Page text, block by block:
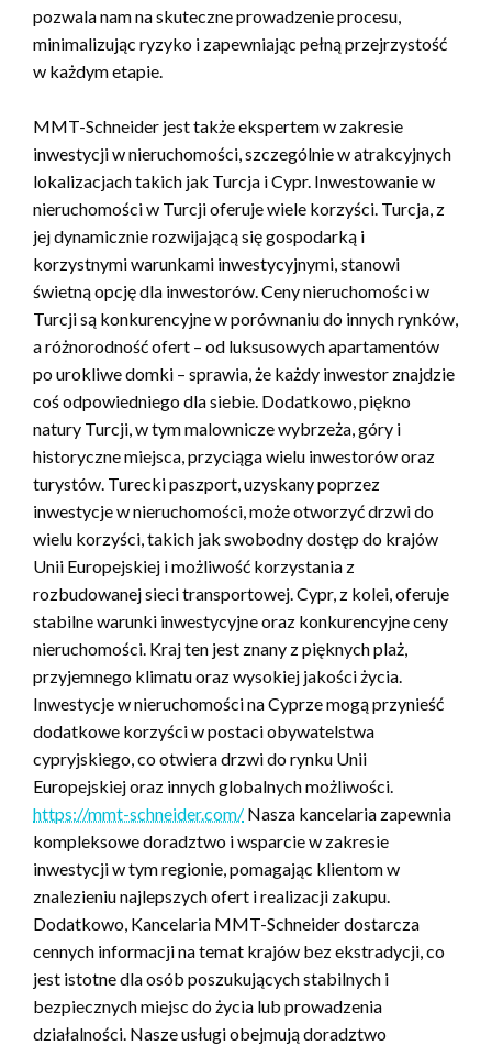
pozwala nam na skuteczne prowadzenie procesu,
minimalizując ryzyko i zapewniając pełną przejrzystość
w każdym etapie.
MMT-Schneider jest także ekspertem w zakresie
inwestycji w nieruchomości, szczególnie w atrakcyjnych
lokalizacjach takich jak Turcja i Cypr. Inwestowanie w
nieruchomości w Turcji oferuje wiele korzyści. Turcja, z
jej dynamicznie rozwijającą się gospodarką i
korzystnymi warunkami inwestycyjnymi, stanowi
świetną opcję dla inwestorów. Ceny nieruchomości w
Turcji są konkurencyjne w porównaniu do innych rynków,
a różnorodność ofert – od luksusowych apartamentów
po urokliwe domki – sprawia, że każdy inwestor znajdzie
coś odpowiedniego dla siebie. Dodatkowo, piękno
natury Turcji, w tym malownicze wybrzeża, góry i
historyczne miejsca, przyciąga wielu inwestorów oraz
turystów. Turecki paszport, uzyskany poprzez
inwestycje w nieruchomości, może otworzyć drzwi do
wielu korzyści, takich jak swobodny dostęp do krajów
Unii Europejskiej i możliwość korzystania z
rozbudowanej sieci transportowej. Cypr, z kolei, oferuje
stabilne warunki inwestycyjne oraz konkurencyjne ceny
nieruchomości. Kraj ten jest znany z pięknych plaż,
przyjemnego klimatu oraz wysokiej jakości życia.
Inwestycje w nieruchomości na Cyprze mogą przynieść
dodatkowe korzyści w postaci obywatelstwa
cypryjskiego, co otwiera drzwi do rynku Unii
Europejskiej oraz innych globalnych możliwości.
https://mmt-schneider.com/ Nasza kancelaria zapewnia
kompleksowe doradztwo i wsparcie w zakresie
inwestycji w tym regionie, pomagając klientom w
znalezieniu najlepszych ofert i realizacji zakupu.
Dodatkowo, Kancelaria MMT-Schneider dostarcza
cennych informacji na temat krajów bez ekstradycji, co
jest istotne dla osób poszukujących stabilnych i
bezpiecznych miejsc do życia lub prowadzenia
działalności. Nasze usługi obejmują doradztwo